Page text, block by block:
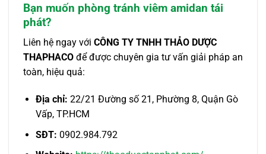
Bạn muốn phòng tránh viêm amidan tái
phát?
Liên hệ ngay với CÔNG TY TNHH THẢO DƯỢC
THAPHACO để được chuyên gia tư vấn giải pháp an
toàn, hiệu quả:
Địa chỉ: 22/21 Đường số 21, Phường 8, Quận Gò
Vấp, TP.HCM
SĐT: 0902.984.792